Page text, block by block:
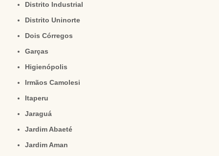
Distrito Industrial
Distrito Uninorte
Dois Córregos
Garças
Higienópolis
Irmãos Camolesi
Itaperu
Jaraguá
Jardim Abaeté
Jardim Aman